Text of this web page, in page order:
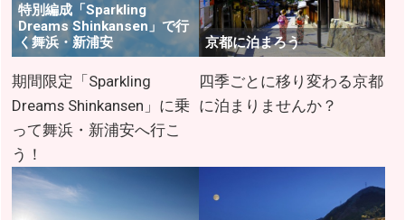
特別編成「Sparkling
Dreams Shinkansen」で行
く舞浜・新浦安
期間限定「Sparkling
Dreams Shinkansen」に乗
って舞浜・新浦安へ行こ
う！
京都に泊まろう
四季ごとに移り変わる京都
に泊まりませんか？